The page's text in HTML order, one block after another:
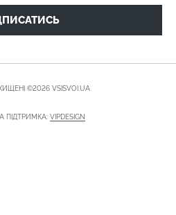
©2026 VSISVOI.UA
ПІДТРИМКА: VIPDESIGN